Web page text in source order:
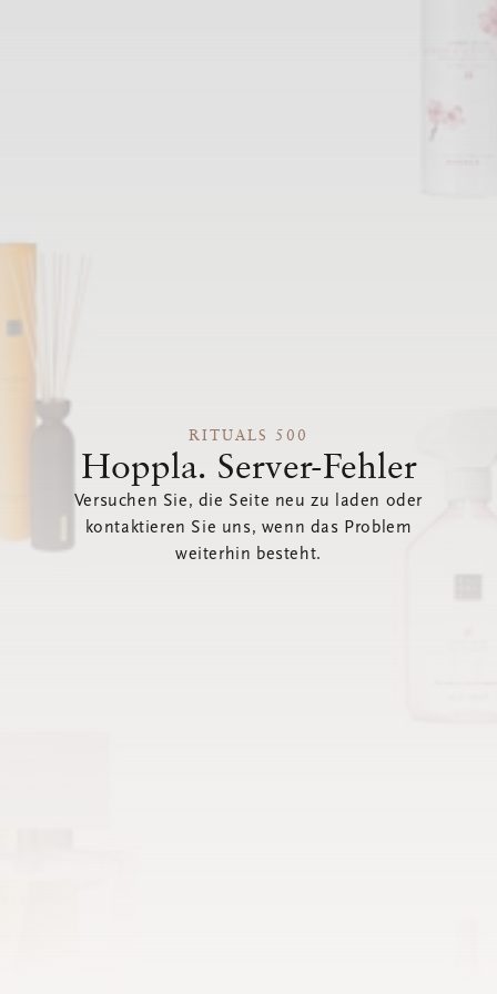
RITUALS 500
Hoppla. Server-Fehler
Versuchen Sie, die Seite neu zu laden oder
kontaktieren Sie uns, wenn das Problem
weiterhin besteht.